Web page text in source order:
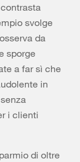
svolge
da
sporge
a far sì che
in
i clienti
di oltre